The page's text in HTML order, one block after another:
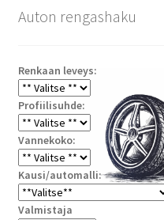
Auton rengashaku
Renkaan leveys:
Profiilisuhde:
Vannekoko:
Kausi/automalli:
Valmistaja